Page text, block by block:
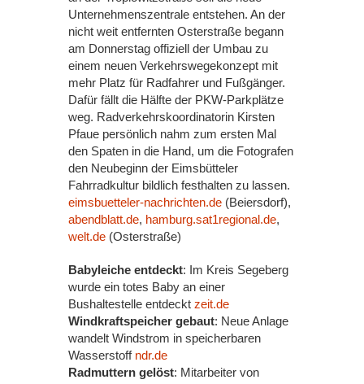
Unternehmenszentrale entstehen. An der
nicht weit entfernten Osterstraße begann
am Donnerstag offiziell der Umbau zu
einem neuen Verkehrswegekonzept mit
mehr Platz für Radfahrer und Fußgänger.
Dafür fällt die Hälfte der PKW-Parkplätze
weg. Radverkehrskoordinatorin Kirsten
Pfaue persönlich nahm zum ersten Mal
den Spaten in die Hand, um die Fotografen
den Neubeginn der Eimsbütteler
Fahrradkultur bildlich festhalten zu lassen.
eimsbuetteler-nachrichten.de (Beiersdorf),
abendblatt.de, hamburg.sat1regional.de,
welt.de (Osterstraße)
Babyleiche entdeckt: Im Kreis Segeberg
wurde ein totes Baby an einer
Bushaltestelle entdeckt zeit.de
Windkraftspeicher gebaut: Neue Anlage
wandelt Windstrom in speicherbaren
Wasserstoff ndr.de
Radmuttern gelöst: Mitarbeiter von